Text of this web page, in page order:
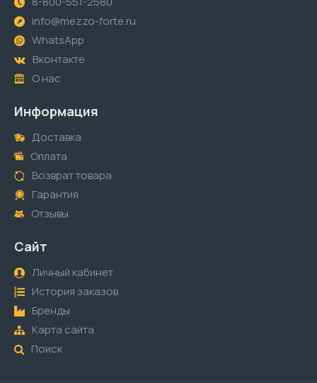
info@mezzo-forte.ru
WhatsApp
Вконтакте
О нас
Информация
Доставка
Оплата
Возврат товара
Гарантия
Отзывы
Сайт
Личный кабинет
История заказов
Бренды
Карта сайта
Поиск